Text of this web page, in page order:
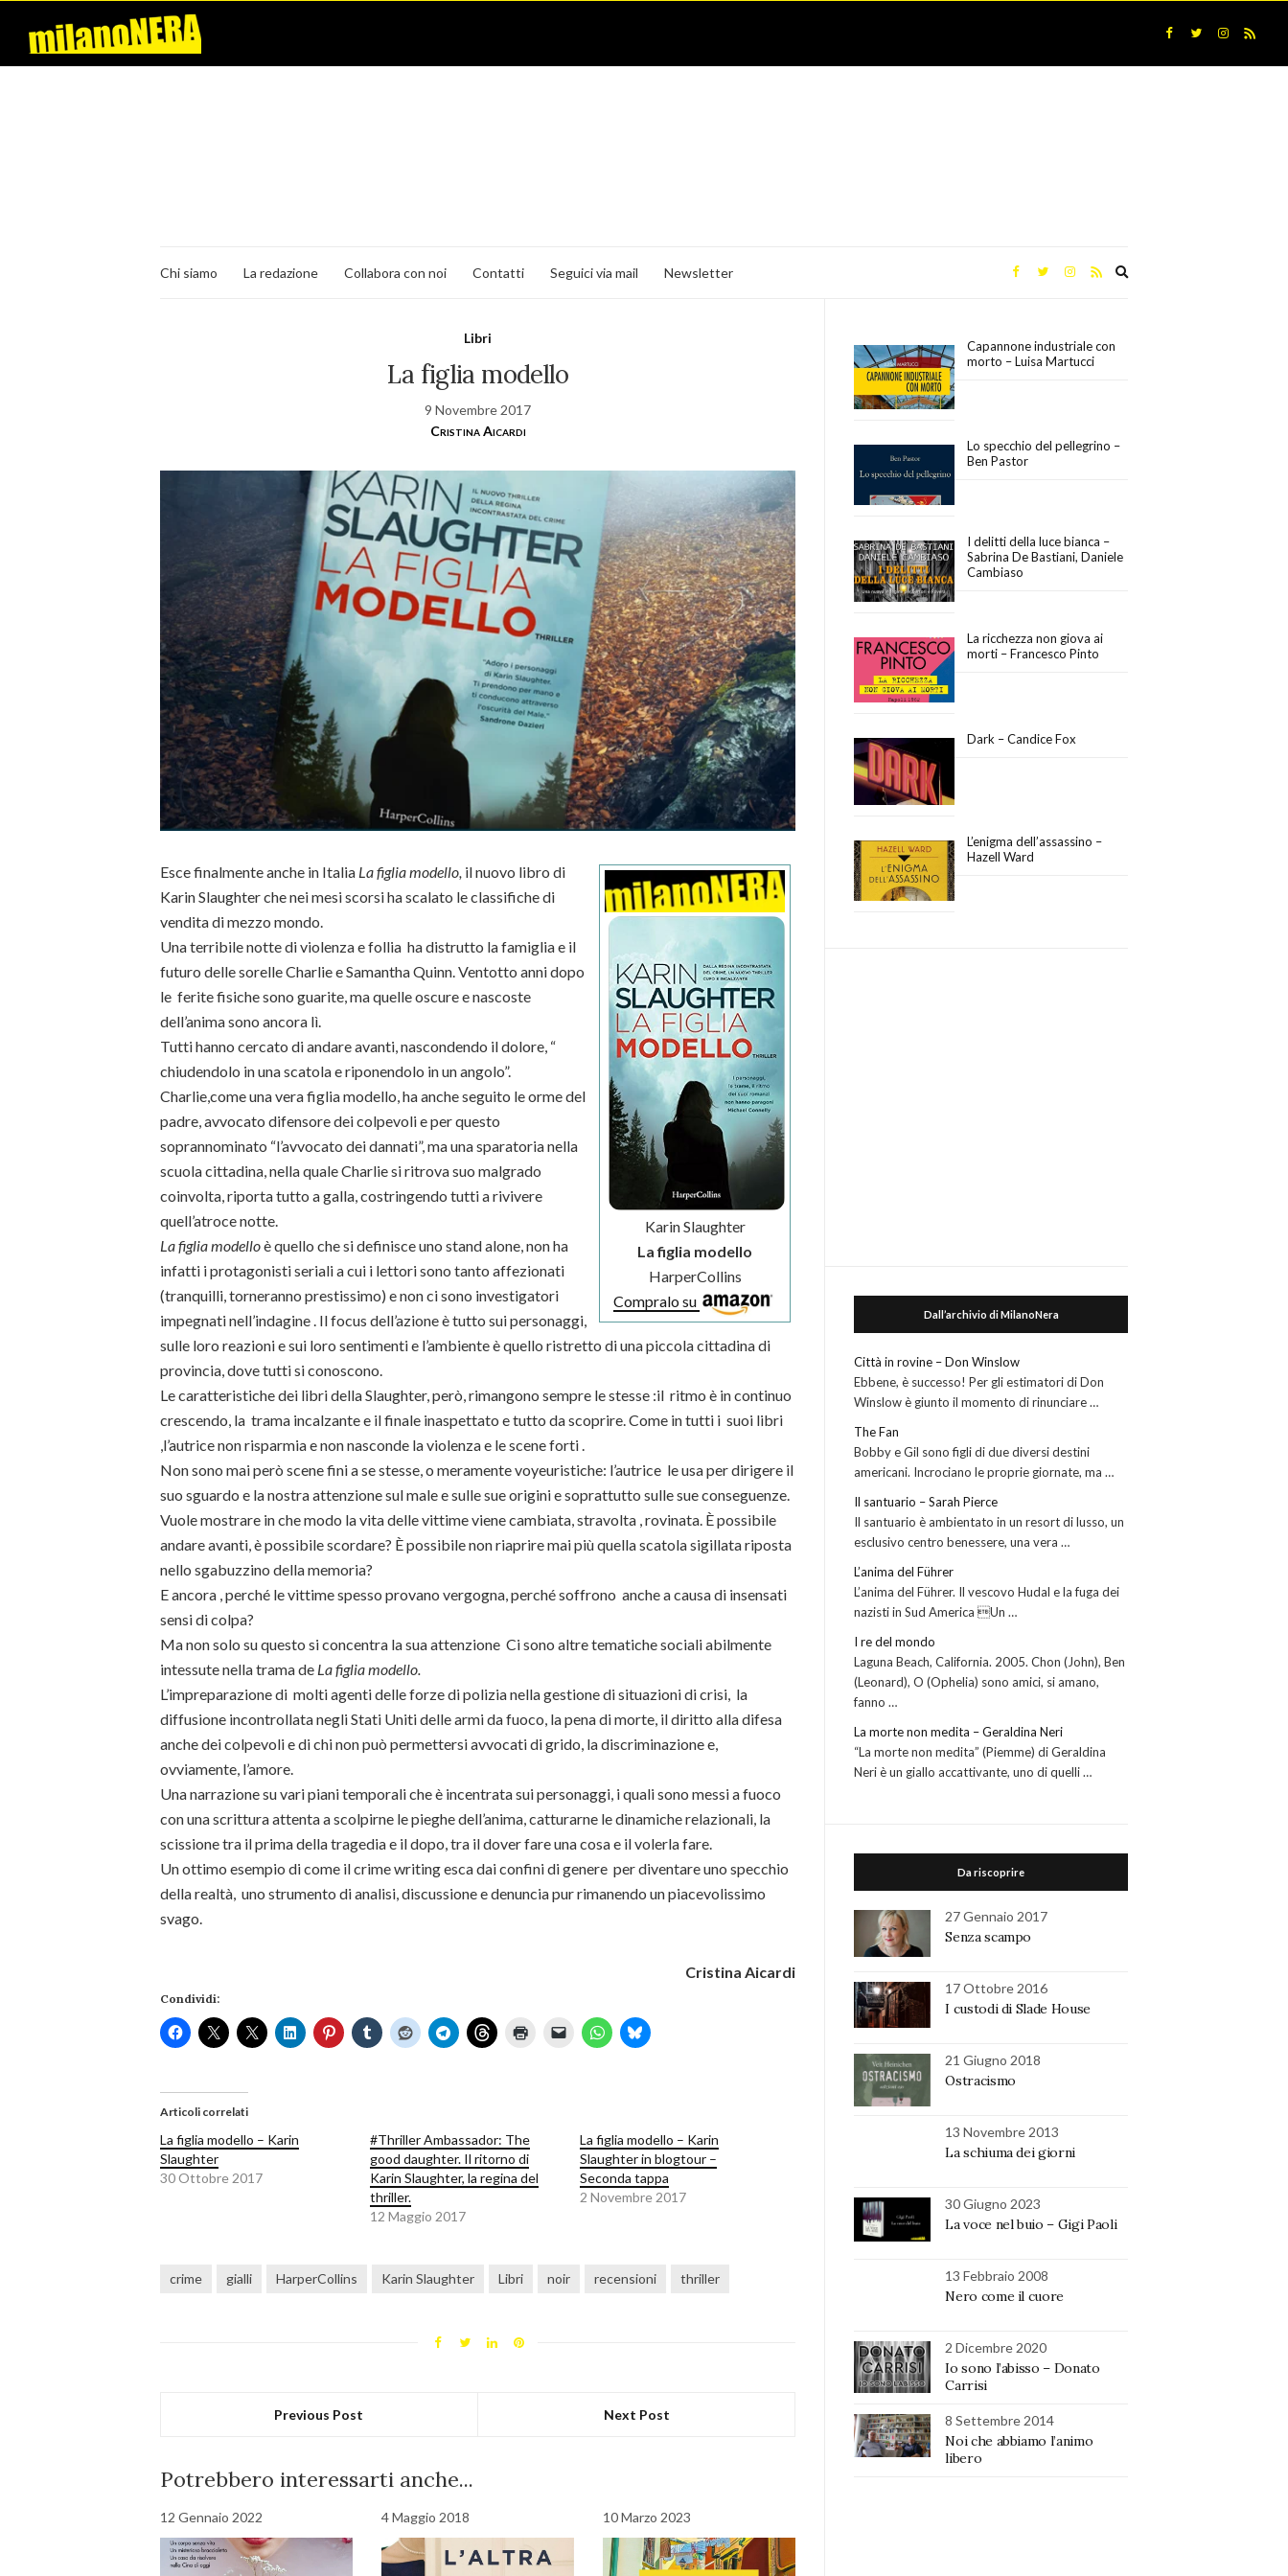
Chi siamo La redazione Collabora con noi Contatti Seguici via mail Newsletter
Libri
La figlia modello
9 Novembre 2017
Cristina Aicardi
Karin Slaughter
La figlia modello
HarperCollins
Compralo su
Esce finalmente anche in Italia La figlia modello, il nuovo libro di
Karin Slaughter che nei mesi scorsi ha scalato le classifiche di
vendita di mezzo mondo.
Una terribile notte di violenza e follia ha distrutto la famiglia e il
futuro delle sorelle Charlie e Samantha Quinn. Ventotto anni dopo
le ferite fisiche sono guarite, ma quelle oscure e nascoste
dell’anima sono ancora lì.
Tutti hanno cercato di andare avanti, nascondendo il dolore, “
chiudendolo in una scatola e riponendolo in un angolo”.
Charlie,come una vera figlia modello, ha anche seguito le orme del
padre, avvocato difensore dei colpevoli e per questo
soprannominato “l’avvocato dei dannati”, ma una sparatoria nella
scuola cittadina, nella quale Charlie si ritrova suo malgrado
coinvolta, riporta tutto a galla, costringendo tutti a rivivere
quell’atroce notte.
La figlia modelloè quello che si definisce uno stand alone, non ha
infatti i protagonisti seriali a cui i lettori sono tanto affezionati
(tranquilli, torneranno prestissimo) e non ci sono investigatori
impegnati nell’indagine . Il focus dell’azione è tutto sui personaggi,
sulle loro reazioni e sui loro sentimenti e l’ambiente è quello ristretto di una piccola cittadina di
provincia, dove tutti si conoscono.
Le caratteristiche dei libri della Slaughter, però, rimangono sempre le stesse :il ritmo è in continuo
crescendo, la trama incalzante e il finale inaspettato e tutto da scoprire. Come in tutti i suoi libri
,l’autrice non risparmia e non nasconde la violenza e le scene forti .
Non sono mai però scene fini a se stesse, o meramente voyeuristiche: l’autrice le usa per dirigere il
suo sguardo e la nostra attenzione sul male e sulle sue origini e soprattutto sulle sue conseguenze.
Vuole mostrare in che modo la vita delle vittime viene cambiata, stravolta , rovinata. È possibile
andare avanti, è possibile scordare? È possibile non riaprire mai più quella scatola sigillata riposta
nello sgabuzzino della memoria?
E ancora , perché le vittime spesso provano vergogna, perché soffrono anche a causa di insensati
sensi di colpa?
Ma non solo su questo si concentra la sua attenzione Ci sono altre tematiche sociali abilmente
intessute nella trama de La figlia modello.
L’impreparazione di molti agenti delle forze di polizia nella gestione di situazioni di crisi, la
diffusione incontrollata negli Stati Uniti delle armi da fuoco, la pena di morte, il diritto alla difesa
anche dei colpevoli e di chi non può permettersi avvocati di grido, la discriminazione e,
ovviamente, l’amore.
Una narrazione su vari piani temporali che è incentrata sui personaggi, i quali sono messi a fuoco
con una scrittura attenta a scolpirne le pieghe dell’anima, catturarne le dinamiche relazionali, la
scissione tra il prima della tragedia e il dopo, tra il dover fare una cosa e il volerla fare.
Un ottimo esempio di come il crime writing esca dai confini di genere per diventare uno specchio
della realtà, uno strumento di analisi, discussione e denuncia pur rimanendo un piacevolissimo
svago.
Cristina Aicardi
Condividi:
Articoli correlati
La figlia modello – Karin
Slaughter
30 Ottobre 2017
#Thriller Ambassador: The
good daughter. Il ritorno di
Karin Slaughter, la regina del
thriller.
12 Maggio 2017
La figlia modello – Karin
Slaughter in blogtour –
Seconda tappa
2 Novembre 2017
crime gialli HarperCollins Karin Slaughter Libri noir recensioni thriller
Previous Post Next Post
Potrebbero interessarti anche...
12 Gennaio 2022 4 Maggio 2018 10 Marzo 2023
Capannone industriale con
morto – Luisa Martucci
Lo specchio del pellegrino –
Ben Pastor
I delitti della luce bianca –
Sabrina De Bastiani, Daniele
Cambiaso
La ricchezza non giova ai
morti – Francesco Pinto
Dark – Candice Fox
L’enigma dell’assassino –
Hazell Ward
Dall’archivio di MilanoNera
Città in rovine – Don Winslow
Ebbene, è successo! Per gli estimatori di Don
Winslow è giunto il momento di rinunciare …
The Fan
Bobby e Gil sono figli di due diversi destini
americani. Incrociano le proprie giornate, ma …
Il santuario – Sarah Pierce
Il santuario è ambientato in un resort di lusso, un
esclusivo centro benessere, una vera …
L’anima del Führer
L’anima del Führer. Il vescovo Hudal e la fuga dei
nazisti in Sud America Un …
I re del mondo
Laguna Beach, California. 2005. Chon (John), Ben
(Leonard), O (Ophelia) sono amici, si amano,
fanno …
La morte non medita – Geraldina Neri
“La morte non medita” (Piemme) di Geraldina
Neri è un giallo accattivante, uno di quelli …
Da riscoprire
27 Gennaio 2017
Senza scampo
17 Ottobre 2016
I custodi di Slade House
21 Giugno 2018
Ostracismo
13 Novembre 2013
La schiuma dei giorni
30 Giugno 2023
La voce nel buio – Gigi Paoli
13 Febbraio 2008
Nero come il cuore
2 Dicembre 2020
Io sono l’abisso – Donato
Carrisi
8 Settembre 2014
Noi che abbiamo l’animo
libero